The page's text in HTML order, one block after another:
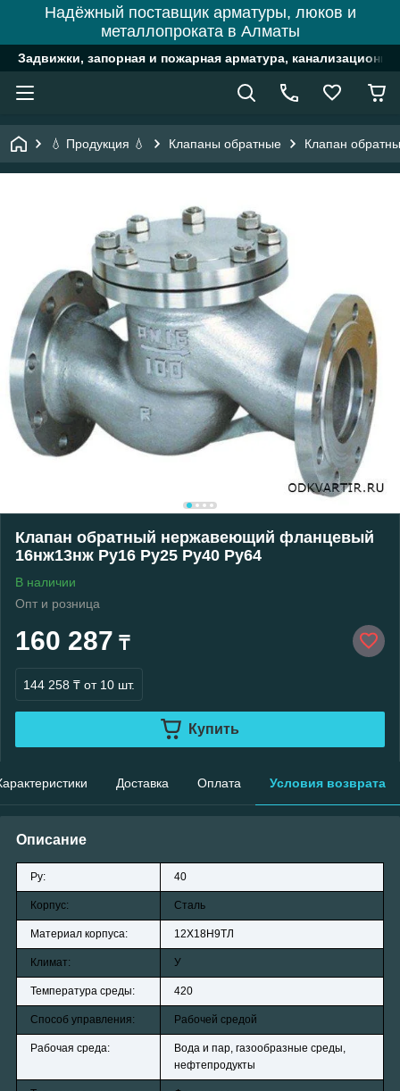
Надёжный поставщик арматуры, люков и
металлопроката в Алматы
Задвижки, запорная и пожарная арматура,
💧 Продукция 💧 Клапаны обратные Клапан
Клапан обратный нержавеющий фланцевый
16нж13нж Ру16 Ру25 Ру40 Ру64
В наличии
Опт и розница
160 287 ₸
144 258 ₸ от 10 шт.
Купить
Доставка Оплата Условия возврата
Описание
Ру: 40
Корпус: Сталь
Материал корпуса: 12Х18Н9ТЛ
Климат: У
Температура среды: 420
Способ управления: Рабочей средой
Рабочая среда:
Вода и пар, газообразные среды,
нефтепродукты